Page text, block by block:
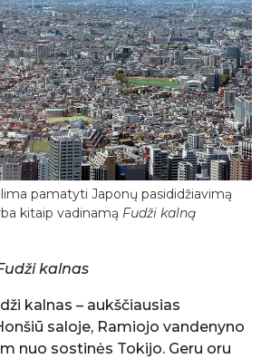
pamatyti Japonų pasididžiavimą
kitaip vadinamą Fudži kalną
kalnas
kalnas – aukščiausias
saloje, Ramiojo vandenyno
nuo sostinės Tokijo. Geru oru